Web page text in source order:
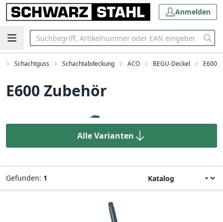
Anmelden
Schachtguss Schachtabdeckung ACO BEGU-Deckel E600
E600 Zubehör
Alle Varianten
Gefunden: 1